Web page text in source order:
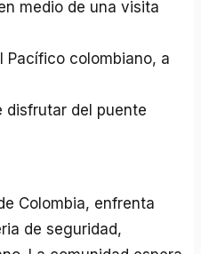
medio de una visita
Pacífico colombiano, a
disfrutar del puente
Colombia, enfrenta
de seguridad,